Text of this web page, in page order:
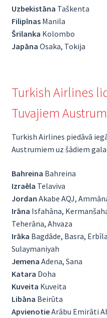
Uzbekistāna Taškenta
FilipīnasManila
Šrilanka Kolombo
Japāna Osaka, Tokija
Turkish Airlines
Tuvajiem
Turkish Airlines piedāvā
Austrumiem uz šādiem
Bahreina Bahreina
Izraēla Telaviva
Jordan Akabe AQJ,
Irāna Isfahāna,
Teherāna, Ahvaza
Irāka Bagdāde, Basra,
Sulaymaniyah
Jemena Adena, Sana
Katara Doha
Kuveita Kuveita
Libāna Beirūta
ApvienotieArābu Emirāti